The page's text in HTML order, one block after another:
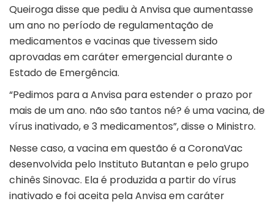
Queiroga disse que pediu à Anvisa que aumentasse
um ano no período de regulamentação de
medicamentos e vacinas que tivessem sido
aprovadas em caráter emergencial durante o
Estado de Emergência.
“Pedimos para a Anvisa para estender o prazo por
mais de um ano. não são tantos né? é uma vacina, de
vírus inativado, e 3 medicamentos”, disse o Ministro.
Nesse caso, a vacina em questão é a CoronaVac
desenvolvida pelo Instituto Butantan e pelo grupo
chinês Sinovac. Ela é produzida a partir do vírus
inativado e foi aceita pela Anvisa em caráter